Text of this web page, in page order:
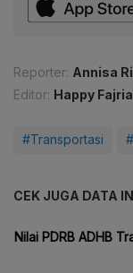
Reporter: Annisa
Editor: Happy
#Transportasi
CEK JUGA DATA